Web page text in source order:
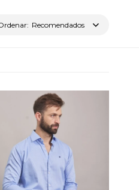
Recomendados